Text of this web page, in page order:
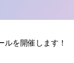
ルを開催します！